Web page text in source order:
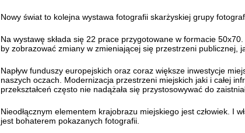
Nowy świat to kolejna wystawa fotografii skarżyskiej grupy
Na wystawę składa się 22 prace przygotowane w formacie
by zobrazować zmiany w zmieniającej się przestrzeni publicznej,
Napływ funduszy europejskich oraz coraz większe inwestycje
naszych oczach. Modernizacja przestrzeni miejskich jaki i całej
przekształceń często nie nadążała się przystosowywać do
Nieodłącznym elementem krajobrazu miejskiego jest człowiek. I
jest bohaterem pokazanych fotografii.